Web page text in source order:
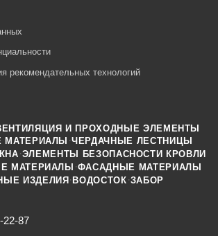
рекомендательных технологий
22-87
И ПРОХОДНЫЕ ЭЛЕМЕНТЫ
МАТЕРИАЛЫ ·ЧЕРДАЧНЫЕ ЛЕСТНИЦЫ
·ЭЛЕМЕНТЫ БЕЗОПАСНОСТИ КРОВЛИ
МАТЕРИАЛЫ ·ФАСАДНЫЕ МАТЕРИАЛЫ
ИЗДЕЛИЯ·ВОДОСТОК ·ЗАБОР